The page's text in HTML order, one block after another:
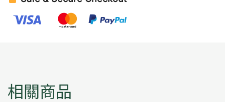
相關商品